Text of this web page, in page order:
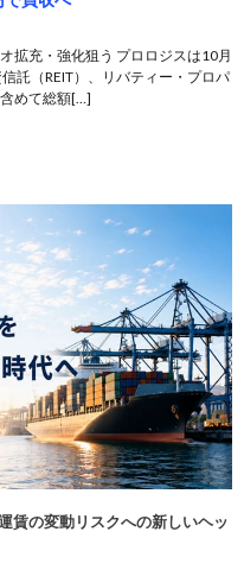
拡充・強化狙う プロロジスは10月
託（REIT）、リバティー・プロパ
めて総額[…]
賃の変動リスクへの新しいヘッ